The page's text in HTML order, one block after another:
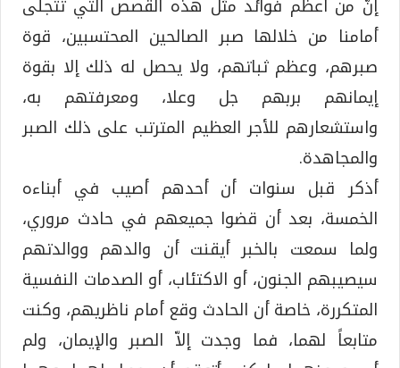
إنّ من أعظم فوائد مثل هذه القصص التي تتجلّى
أمامنا من خلالها صبر الصالحين المحتسبين، قوة
صبرهم، وعظم ثباتهم، ولا يحصل له ذلك إلا بقوة
إيمانهم بربهم جل وعلا، ومعرفتهم به،
واستشعارهم للأجر العظيم المترتب على ذلك الصبر
والمجاهدة.
أذكر قبل سنوات أن أحدهم أصيب في أبناءه
الخمسة، بعد أن قضوا جميعهم في حادث مروري،
ولما سمعت بالخبر أيقنت أن والدهم ووالدتهم
سيصيبهم الجنون، أو الاكتئاب، أو الصدمات النفسية
المتكررة، خاصة أن الحادث وقع أمام ناظريهم، وكنت
متابعاً لهما، فما وجدت إلاّ الصبر والإيمان، ولم